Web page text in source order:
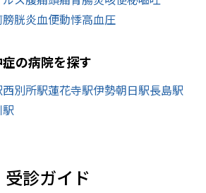
膀胱炎血便動悸高血圧
の病院を探す
西別所駅蓮花寺駅伊勢朝日駅長島駅
受診ガイド